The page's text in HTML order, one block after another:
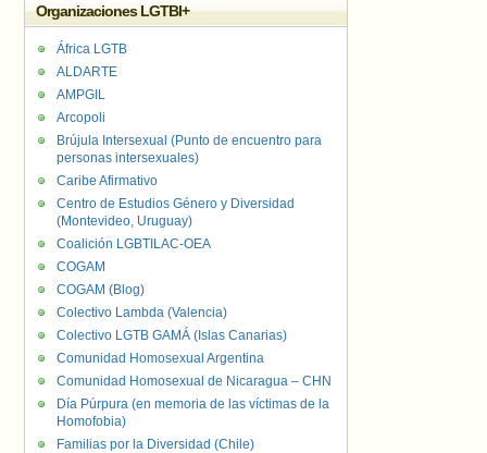
Organizaciones LGTBI+
África LGTB
ALDARTE
AMPGIL
Arcopoli
Brújula Intersexual (Punto de encuentro para
personas intersexuales)
Caribe Afirmativo
Centro de Estudios Género y Diversidad
(Montevideo, Uruguay)
Coalición LGBTILAC-OEA
COGAM
COGAM (Blog)
Colectivo Lambda (Valencia)
Colectivo LGTB GAMÁ (Islas Canarias)
Comunidad Homosexual Argentina
Comunidad Homosexual de Nicaragua – CHN
Día Púrpura (en memoria de las víctimas de la
Homofobia)
Familias por la Diversidad (Chile)